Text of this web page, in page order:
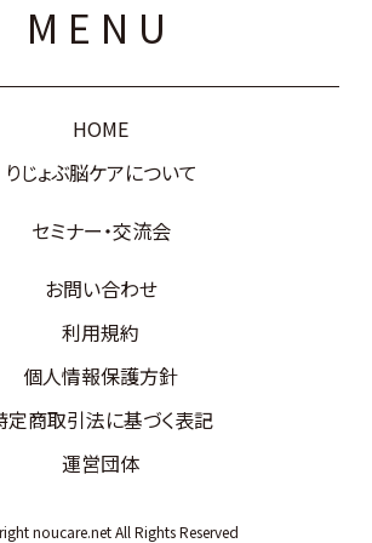
MENU
HOME
りじょぶ脳ケアについて
セミナー・交流会
お問い合わせ
利用規約
個人情報保護方針
定商取引法に基づく表記
運営団体
noucare.net All Rights Reserved